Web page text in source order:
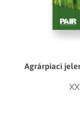
Agrárpiaci